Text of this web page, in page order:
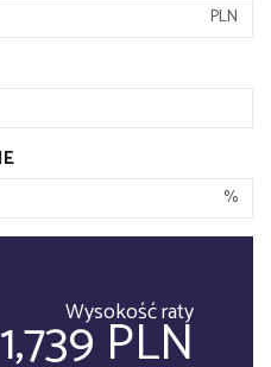
PLN
%
Wysokość raty
1,739 PLN